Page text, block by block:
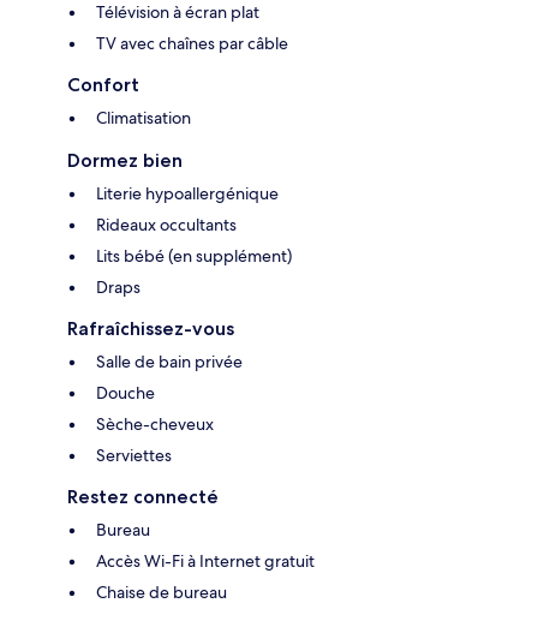
Télévision à écran plat
TV avec chaînes par câble
Confort
Climatisation
Dormez bien
Literie hypoallergénique
Rideaux occultants
Lits bébé (en supplément)
Draps
Rafraîchissez-vous
Salle de bain privée
Douche
Sèche-cheveux
Serviettes
Restez connecté
Bureau
Accès Wi-Fi à Internet gratuit
Chaise de bureau